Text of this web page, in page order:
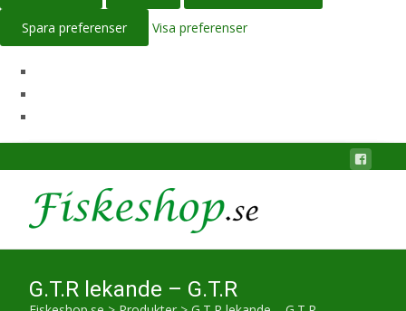
Spara preferenser Visa preferenser
G.T.R lekande – G.T.R